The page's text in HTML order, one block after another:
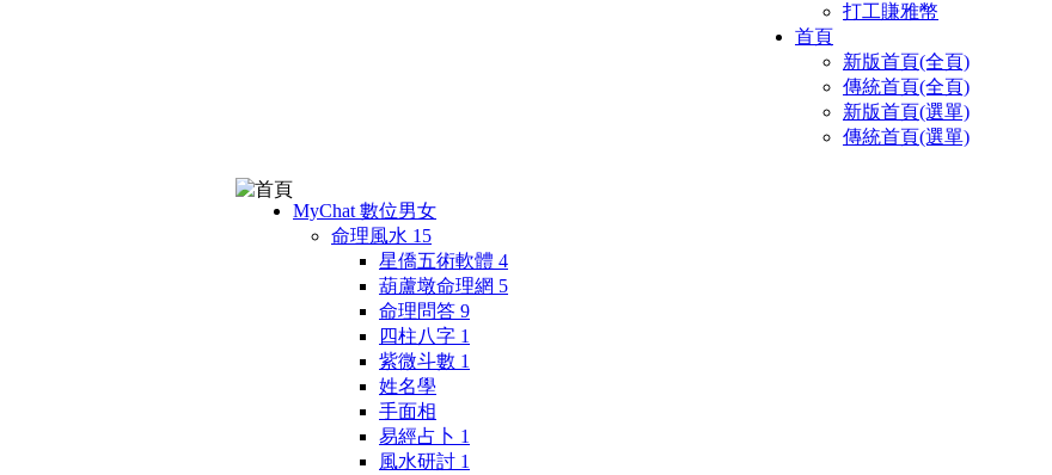
打工賺雅幣
首頁
新版首頁(全頁)
傳統首頁(全頁)
新版首頁(選單)
傳統首頁(選單)
MyChat 數位男女
命理風水 15
星僑五術軟體 4
葫蘆墩命理網 5
命理問答 9
四柱八字 1
紫微斗數 1
姓名學
手面相
易經占卜 1
風水研討 1